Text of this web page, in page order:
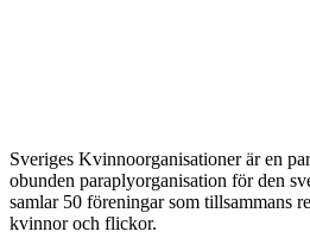
Sveriges Kvinnoorganisationer är en
obunden paraplyorganisation för den
samlar 50 föreningar som tillsammans
kvinnor och flickor.